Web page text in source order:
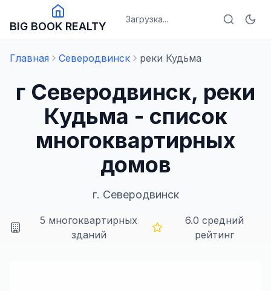
BIG BOOK REALTY
Загрузка...
Главная Северодвинск реки Кудьма
г Северодвинск, реки
Кудьма - список
многоквартирных
домов
г. Северодвинск
5 многоквартирных
зданий
6.0 средний
рейтинг